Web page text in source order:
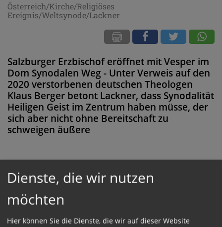
Österreich/Kirche/Religiöses
Ereignis/Weltsynode/Lackner
Salzburger Erzbischof eröffnet mit Vesper im
Dom Synodalen Weg - Unter Verweis auf den
2020 verstorbenen deutschen Theologen
Klaus Berger betont Lackner, dass Synodalität
Heiligen Geist im Zentrum haben müsse, der
sich aber nicht ohne Bereitschaft zu
schweigen äußere
Diese Meldung ist nicht frei verfügbar. Bitte
loggen Sie sich ein, oder bestellen Sie das
Dienste, die wir nutzen
möchten
Hier können Sie die Dienste, die wir auf dieser Website